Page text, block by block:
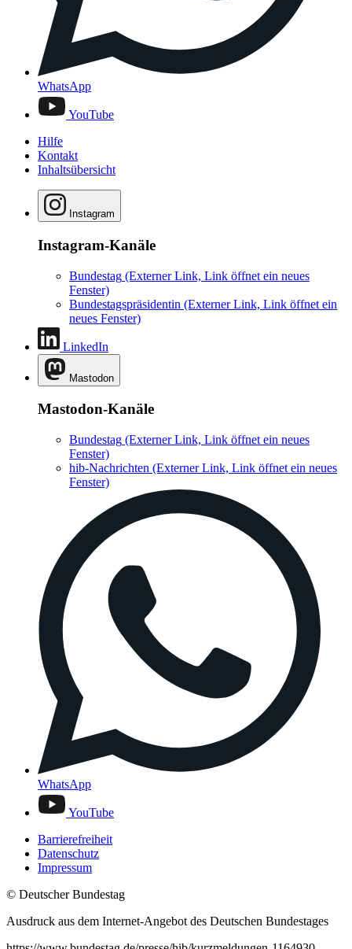
WhatsApp
YouTube
Hilfe
Kontakt
Inhaltsübersicht
Instagram
Instagram-Kanäle
Bundestag (Externer Link, Link öffnet ein neues
Fenster)
Bundestagspräsidentin (Externer Link, Link öffnet ein
neues Fenster)
LinkedIn
Mastodon
Mastodon-Kanäle
Bundestag (Externer Link, Link öffnet ein neues
Fenster)
hib-Nachrichten (Externer Link, Link öffnet ein neues
Fenster)
WhatsApp
YouTube
Barrierefreiheit
Datenschutz
Impressum
© Deutscher Bundestag
Ausdruck aus dem Internet-Angebot des Deutschen Bundestages